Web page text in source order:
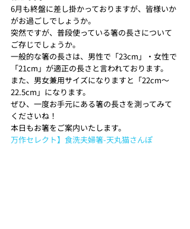
6月も終盤に差し掛かっておりますが、皆様いか
がお過ごしでしょうか。
突然ですが、普段使っている箸の長さについて
ご存じでしょうか。
一般的な箸の長さは、男性で「23cm」・女性で
「21cm」が適正の長さと言われております。
また、男女兼用サイズになりますと「22cm～
22.5cm」になります。
ぜひ、一度お手元にある箸の長さを測ってみて
くださいね！
本日もお箸をご案内いたします。
万作セレクト】食洗夫婦箸-天丸猫さんぽ